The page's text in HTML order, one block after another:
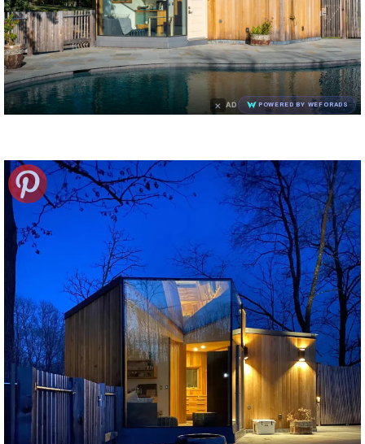
× AD POWERED BY WEFORADS